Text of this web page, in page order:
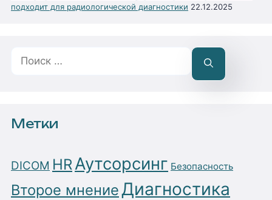
подходит для радиологической диагностики 22.12.2025
Метки
DICOM HR Аутсорсинг Безопасность
Второе мнениеДиагностика